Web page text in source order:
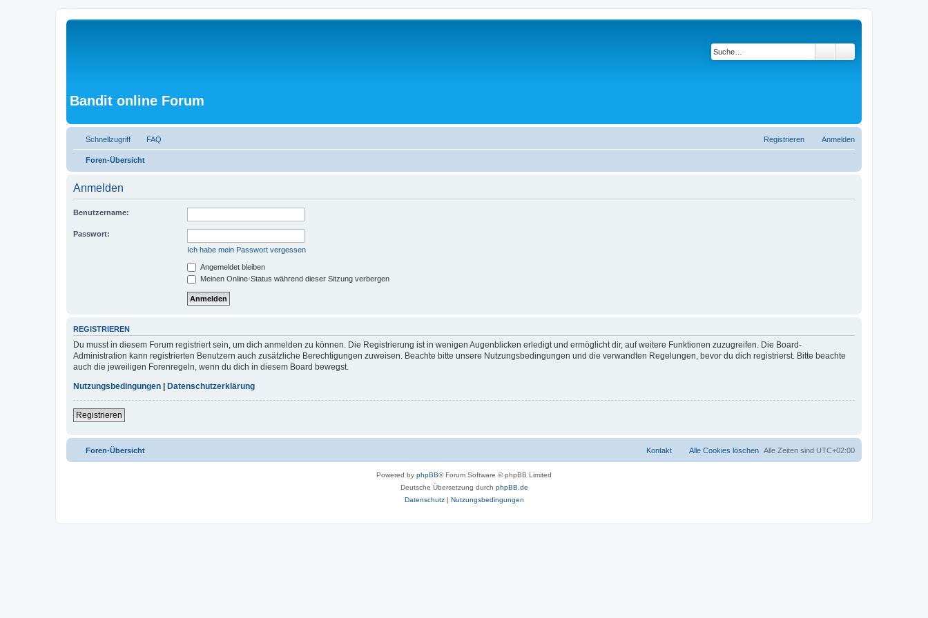
Bandit online Forum
Schnellzugriff FAQ Anmelden
Registrieren
Foren-Übersicht
Anmelden
Benutzername:
Passwort:
Ich habe mein Passwort vergessen
Angemeldet bleiben
Meinen Online-Status während dieser Sitzung verbergen
REGISTRIEREN
Du musst in diesem Forum registriert sein, um dich anmelden zu können. Die Registrierung ist in wenigen Augenblicken erledigt und ermöglicht dir, auf weitere Funktionen zuzugreifen. Die Board-
Administration kann registrierten Benutzern auch zusätzliche Berechtigungen zuweisen. Beachte bitte unsere Nutzungsbedingungen und die verwandten Regelungen, bevor du dich registrierst. Bitte beachte
auch die jeweiligen Forenregeln, wenn du dich in diesem Board bewegst.
Nutzungsbedingungen
Datenschutzerklärung
Registrieren
Foren-Übersicht Alle Zeiten sind UTC+02:00
Alle Cookies löschen
Kontakt
Powered by phpBB® Forum Software © phpBB Limited
Deutsche Übersetzung durch phpBB.de
Datenschutz| Nutzungsbedingungen